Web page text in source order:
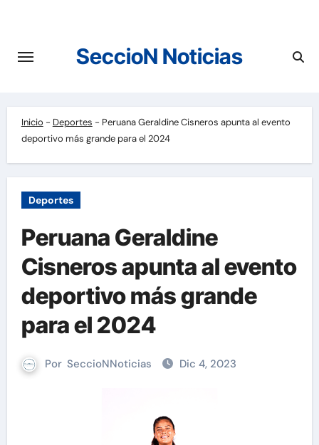
contenido
SeccioN Noticias
Inicio - Deportes - Peruana Geraldine Cisneros apunta al evento
deportivo más grande para el 2024
Deportes
Peruana Geraldine
Cisneros apunta al evento
deportivo más grande
para el 2024
Por SeccioNNoticias Dic 4, 2023